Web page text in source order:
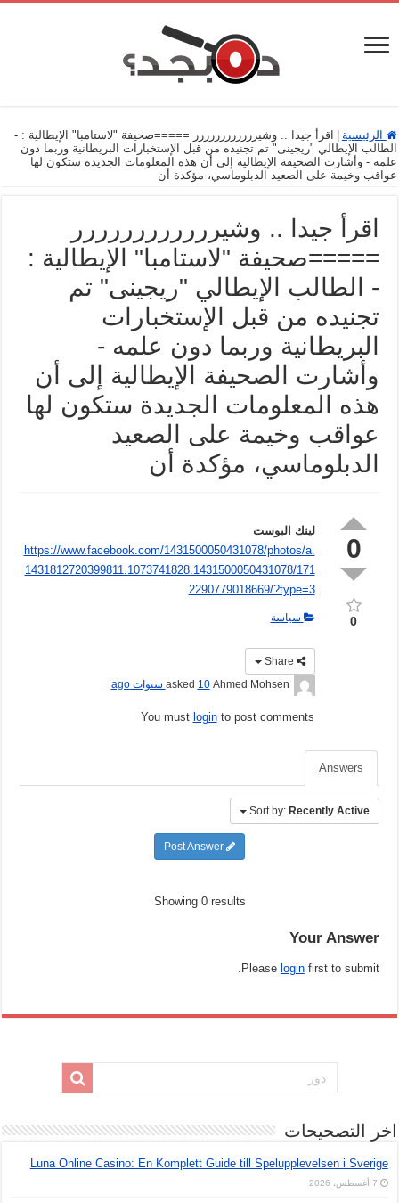
الرئيسية
اقرأ جيدا .. وشيرررررررررررر =====صحيفة "لاستامبا" الإيطالية : -
الطالب الإيطالي "ريجينى" تم تجنيده من قبل الإستخبارات البريطانية وربما دون
علمه - وأشارت الصحيفة الإيطالية إلى أن هذه المعلومات الجديدة ستكون لها
عواقب وخيمة على الصعيد الدبلوماسي، مؤكدة أن
اقرأ جيدا .. وشيرررررررررررر
=====صحيفة "لاستامبا" الإيطالية :
- الطالب الإيطالي "ريجينى" تم
تجنيده من قبل الإستخبارات
البريطانية وربما دون علمه -
وأشارت الصحيفة الإيطالية إلى أن
هذه المعلومات الجديدة ستكون لها
عواقب وخيمة على الصعيد
الدبلوماسي، مؤكدة أن
0
0
لينك البوست
https://www.facebook.com/1431500050431078/photos/a.
1431812720399811.1073741828.1431500050431078/171
2290779018669/?type=3
سياسة
Ahmed Mohsen
asked10 سنوات ago
You must loginto post comments
Answers
Sort by: Recently Active
Showing 0 results
Your Answer
Please loginfirst to submit.
اخر التصحيحات
Luna Online Casino: En Komplett Guide till Spelupplevelsen i Sverige
7 أغسطس، 2026